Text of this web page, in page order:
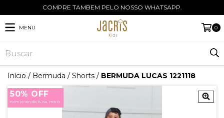
COMPRE TAMBEM PELO NOSSO WHATSAPP.
MENU 0
Início / Bermuda / Shorts / BERMUDA LUCAS 1221118
50% OFF
comprando 8 ou mais